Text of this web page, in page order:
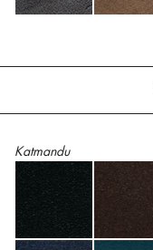
Katmandu